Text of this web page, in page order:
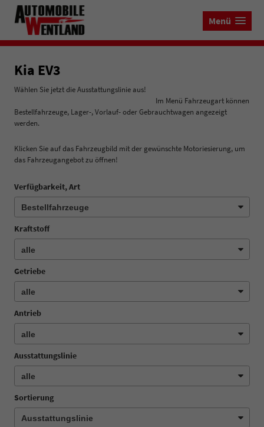
Menü
Kia EV3
Wählen Sie jetzt die Ausstattungslinie aus!
Im Menü Fahrzeugart können
Bestellfahrzeuge, Lager-, Vorlauf- oder Gebrauchtwagen angezeigt
werden.
Klicken Sie auf das Fahrzeugbild mit der gewünschte Motoriesierung, um
das Fahrzeugangebot zu öffnen!
Verfügbarkeit, Art
Kraftstoff
Getriebe
Antrieb
Ausstattungslinie
Sortierung